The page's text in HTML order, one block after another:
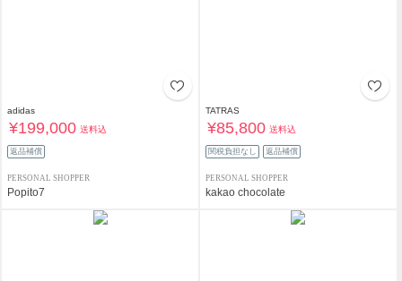
adidas
¥199,000 送料込
返品補償
PERSONAL SHOPPER
Popito7
TATRAS
¥85,800 送料込
関税負担なし 返品補償
PERSONAL SHOPPER
kakao chocolate